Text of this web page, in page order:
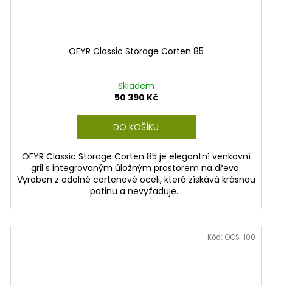
OFYR Classic Storage Corten 85
Skladem
50 390 Kč
DO KOŠÍKU
OFYR Classic Storage Corten 85 je elegantní venkovní
gril s integrovaným úložným prostorem na dřevo.
Vyroben z odolné cortenové oceli, která získává krásnou
patinu a nevyžaduje...
Kód: OCS-100